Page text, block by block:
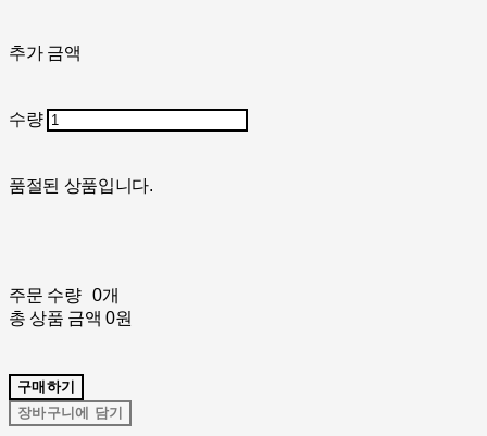
추가 금액
수량
품절된 상품입니다.
주문 수량
0개
총 상품 금액 0원
구매하기
장바구니에 담기